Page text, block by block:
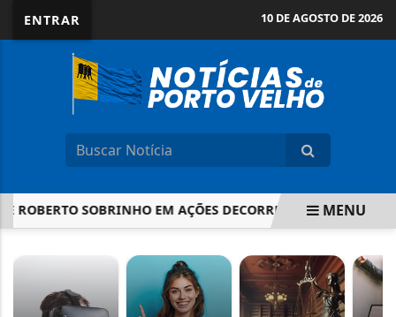
ENTRAR 10 DE AGOSTO DE 2026
SOBRINHO EM AÇÕES DECORRENTES DE MENU